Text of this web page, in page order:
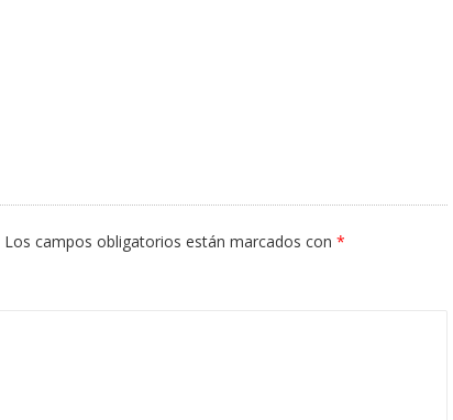
Los campos obligatorios están marcados con *